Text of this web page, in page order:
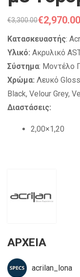
€3,300.00€2,970.00
Κατασκευαστής:
Υλικό: Ακρυλικό
Σύστημα: Μοντέλο
Χρώμα: Λευκό
Black, Velour Grey,
Διαστάσεις:
2,00×1,20
ΑΡΧΕΙΑ
acrilan_lona